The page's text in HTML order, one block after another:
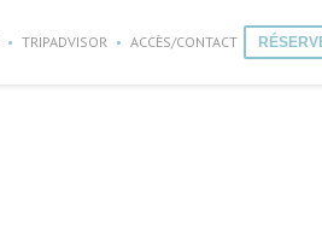
TRIPADVISOR ((OUVRE UNE NOUVELLE
ACCÈS/CONTACT